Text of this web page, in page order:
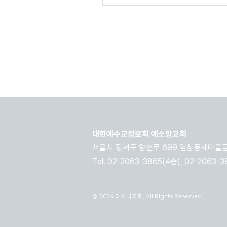
대한예수교장로회 예소망교회
서울시 강서구 양천로 699 염창동새마을
Tel. 02-2063-3865(4층), 02-2063-
© 2024 예소망교회. All Rights Reserved.